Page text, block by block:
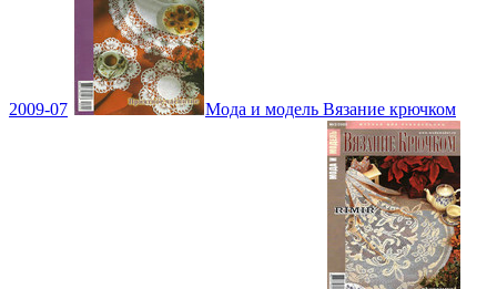
2009-07 Мода и модель Вязание крючком